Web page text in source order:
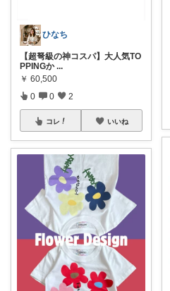
ひなち
【超弩級の神コスパ】大人気TO
PPINGか ...
￥ 60,500
0 0 2
コレ いいね